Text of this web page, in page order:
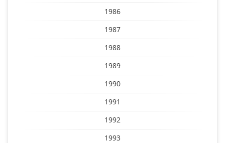
1986
1987
1988
1989
1990
1991
1992
1993